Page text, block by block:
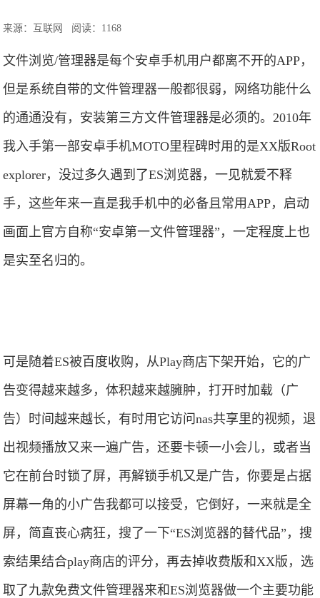
来源：互联网 阅读：1168
文件浏览/管理器是每个安卓手机用户都离不开的APP，
但是系统自带的文件管理器一般都很弱，网络功能什么
的通通没有，安装第三方文件管理器是必须的。2010年
我入手第一部安卓手机MOTO里程碑时用的是XX版Root
explorer，没过多久遇到了ES浏览器，一见就爱不释
手，这些年来一直是我手机中的必备且常用APP，启动
画面上官方自称“安卓第一文件管理器”，一定程度上也
是实至名归的。
可是随着ES被百度收购，从Play商店下架开始，它的广
告变得越来越多，体积越来越臃肿，打开时加载（广
告）时间越来越长，有时用它访问nas共享里的视频，退
出视频播放又来一遍广告，还要卡顿一小会儿，或者当
它在前台时锁了屏，再解锁手机又是广告，你要是占据
屏幕一角的小广告我都可以接受，它倒好，一来就是全
屏，简直丧心病狂，搜了一下“ES浏览器的替代品”，搜
索结果结合play商店的评分，再去掉收费版和XX版，选
取了九款免费文件管理器来和ES浏览器做一个主要功能